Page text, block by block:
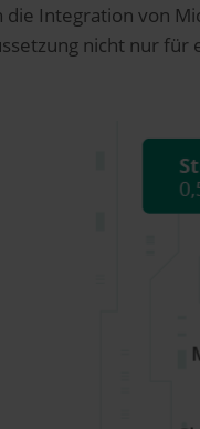
die Integration von
nicht nur